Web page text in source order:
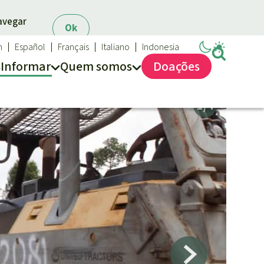
Ok
Informar Quem somos
Salve a Floresta
Quem somos
FAQ
Transparência
Contato
Español Français Italiano Indonesia
Doações
Proteção das florestas